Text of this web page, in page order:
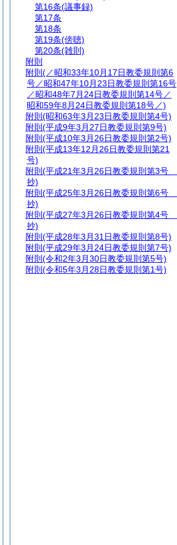
第16条(議事録)
第17条
第18条
第19条(傍聴)
第20条(雑則)
附則
附則 (／昭和33年10月17日教委規則第6
号／昭和47年10月23日教委規則第16号
／昭和48年7月24日教委規則第14号／
昭和59年8月24日教委規則第18号／)
附則 (昭和63年3月23日教委規則第4号)
附則 (平成9年3月27日教委規則第9号)
附則 (平成10年3月26日教委規則第2号)
附則 (平成13年12月26日教委規則第21
号)
附則 (平成21年3月26日教委規則第3号
抄)
附則 (平成25年3月26日教委規則第6号
抄)
附則 (平成27年3月26日教委規則第4号
抄)
附則 (平成28年3月31日教委規則第8号)
附則 (平成29年3月24日教委規則第7号)
附則 (令和2年3月30日教委規則第5号)
附則 (令和5年3月28日教委規則第1号)